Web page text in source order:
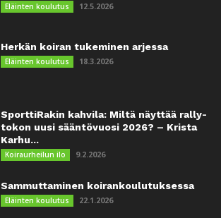
Eläinten koulutus 12.5.2026
Herkän koiran tukeminen arjessa
Eläinten koulutus 18.3.2026
SporttiRakin kahvila: Miltä näyttää rally-
tokon uusi sääntövuosi 2026? – Krista
Karhu...
Koiraurheilun ilo 9.2.2026
Sammuttaminen koirankoulutuksessa
Eläinten koulutus 22.1.2026